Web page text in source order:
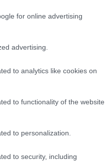
for online advertising
advertising.
to analytics like cookies on
to functionality of the website
to personalization.
to security, including